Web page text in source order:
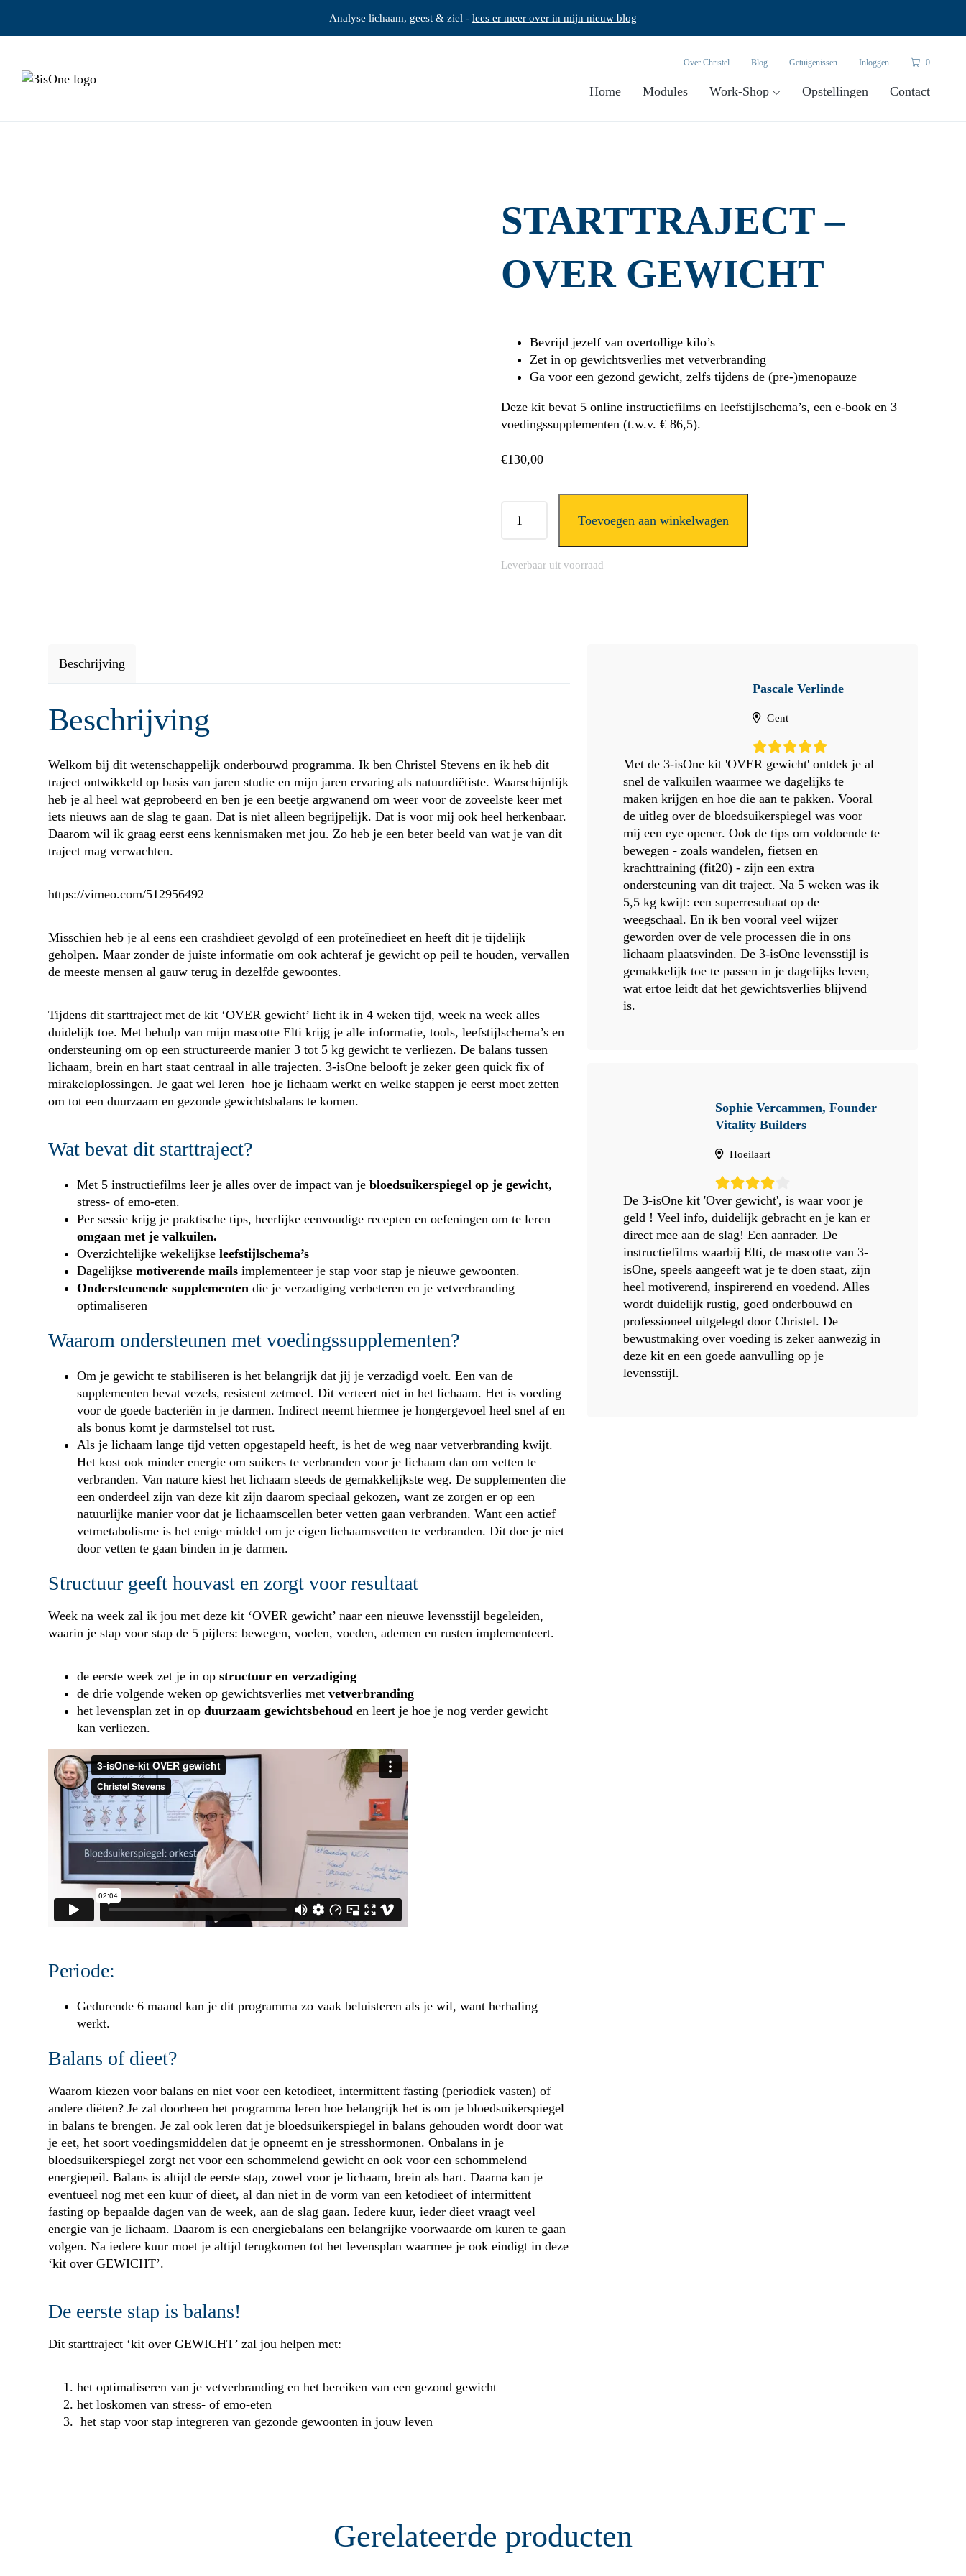
Analyse lichaam, geest & ziel - lees er meer over in mijn nieuw blog
Over Christel Blog Getuigenissen Inloggen 0
Home Modules Work-Shop Opstellingen Contact
STARTTRAJECT –
OVER GEWICHT
€130,00
Bevrijd jezelf van overtollige kilo’s
Zet in op gewichtsverlies met vetverbranding
Ga voor een gezond gewicht, zelfs tijdens de (pre-)menopauze
Deze kit bevat 5 online instructiefilms en leefstijlschema’s, een e-book en 3
voedingssupplementen (t.w.v. € 86,5).
gewicht
Toevoegen aan winkelwagen
Leverbaar uit voorraad
Beschrijving
Beschrijving
Welkom bij dit wetenschappelijk onderbouwd programma. Ik ben Christel Stevens en ik heb dit
traject ontwikkeld op basis van jaren studie en mijn jaren ervaring als natuurdiëtiste. Waarschijnlijk
heb je al heel wat geprobeerd en ben je een beetje argwanend om weer voor de zoveelste keer met
iets nieuws aan de slag te gaan. Dat is niet alleen begrijpelijk. Dat is voor mij ook heel herkenbaar.
Daarom wil ik graag eerst eens kennismaken met jou. Zo heb je een beter beeld van wat je van dit
traject mag verwachten.
https://vimeo.com/512956492
Misschien heb je al eens een crashdieet gevolgd of een proteïnedieet en heeft dit je tijdelijk
geholpen. Maar zonder de juiste informatie om ook achteraf je gewicht op peil te houden, vervallen
de meeste mensen al gauw terug in dezelfde gewoontes.
Tijdens dit starttraject met de kit ‘OVER gewicht’ licht ik in 4 weken tijd, week na week alles
duidelijk toe. Met behulp van mijn mascotte Elti krijg je alle informatie, tools, leefstijlschema’s en
ondersteuning om op een structureerde manier 3 tot 5 kg gewicht te verliezen. De balans tussen
lichaam, brein en hart staat centraal in alle trajecten. 3-isOne belooft je zeker geen quick fix of
mirakeloplossingen. Je gaat wel leren hoe je lichaam werkt en welke stappen je eerst moet zetten
om tot een duurzaam en gezonde gewichtsbalans te komen.
Wat bevat dit starttraject?
Met 5 instructiefilms leer je alles over de impact van jebloedsuikerspiegel op je gewicht,
stress- of emo-eten.
Per sessie krijg je praktische tips, heerlijke eenvoudige recepten en oefeningen om te leren
omgaan met je valkuilen.
Overzichtelijke wekelijkseleefstijlschema’s
Dagelijksemotiverende mails implementeer je stap voor stap je nieuwe gewoonten.
Ondersteunende supplementen die je verzadiging verbeteren en je vetverbranding
optimaliseren
Waarom ondersteunen met voedingssupplementen?
Om je gewicht te stabiliseren is het belangrijk dat jij je verzadigd voelt. Een van de
supplementen bevat vezels, resistent zetmeel. Dit verteert niet in het lichaam. Het is voeding
voor de goede bacteriën in je darmen. Indirect neemt hiermee je hongergevoel heel snel af en
als bonus komt je darmstelsel tot rust.
Als je lichaam lange tijd vetten opgestapeld heeft, is het de weg naar vetverbranding kwijt.
Het kost ook minder energie om suikers te verbranden voor je lichaam dan om vetten te
verbranden. Van nature kiest het lichaam steeds de gemakkelijkste weg. De supplementen die
een onderdeel zijn van deze kit zijn daarom speciaal gekozen, want ze zorgen er op een
natuurlijke manier voor dat je lichaamscellen beter vetten gaan verbranden. Want een actief
vetmetabolisme is het enige middel om je eigen lichaamsvetten te verbranden. Dit doe je niet
door vetten te gaan binden in je darmen.
Structuur geeft houvast en zorgt voor resultaat
Week na week zal ik jou met deze kit ‘OVER gewicht’ naar een nieuwe levensstijl begeleiden,
waarin je stap voor stap de 5 pijlers: bewegen, voelen, voeden, ademen en rusten implementeert.
de eerste week zet je in opstructuur en verzadiging
de drie volgende weken op gewichtsverlies metvetverbranding
het levensplan zet in opduurzaam gewichtsbehoud en leert je hoe je nog verder gewicht
kan verliezen.
Periode:
Gedurende 6 maand kan je dit programma zo vaak beluisteren als je wil, want herhaling
werkt.
Balans of dieet?
Waarom kiezen voor balans en niet voor een ketodieet, intermittent fasting (periodiek vasten) of
andere diëten? Je zal doorheen het programma leren hoe belangrijk het is om je bloedsuikerspiegel
in balans te brengen. Je zal ook leren dat je bloedsuikerspiegel in balans gehouden wordt door wat
je eet, het soort voedingsmiddelen dat je opneemt en je stresshormonen. Onbalans in je
bloedsuikerspiegel zorgt net voor een schommelend gewicht en ook voor een schommelend
energiepeil. Balans is altijd de eerste stap, zowel voor je lichaam, brein als hart. Daarna kan je
eventueel nog met een kuur of dieet, al dan niet in de vorm van een ketodieet of intermittent
fasting op bepaalde dagen van de week, aan de slag gaan. Iedere kuur, ieder dieet vraagt veel
energie van je lichaam. Daarom is een energiebalans een belangrijke voorwaarde om kuren te gaan
volgen. Na iedere kuur moet je altijd terugkomen tot het levensplan waarmee je ook eindigt in deze
‘kit over GEWICHT’.
De eerste stap is balans!
Dit starttraject ‘kit over GEWICHT’ zal jou helpen met:
het optimaliseren van je vetverbranding en het bereiken van een gezond gewicht
het loskomen van stress- of emo-eten
het stap voor stap integreren van gezonde gewoonten in jouw leven
Pascale Verlinde
Gent
Met de 3-isOne kit 'OVER gewicht' ontdek je al
snel de valkuilen waarmee we dagelijks te
maken krijgen en hoe die aan te pakken. Vooral
de uitleg over de bloedsuikerspiegel was voor
mij een eye opener. Ook de tips om voldoende te
bewegen - zoals wandelen, fietsen en
krachttraining (fit20) - zijn een extra
ondersteuning van dit traject. Na 5 weken was ik
5,5 kg kwijt: een superresultaat op de
weegschaal. En ik ben vooral veel wijzer
geworden over de vele processen die in ons
lichaam plaatsvinden. De 3-isOne levensstijl is
gemakkelijk toe te passen in je dagelijks leven,
wat ertoe leidt dat het gewichtsverlies blijvend
is.
Sophie Vercammen, Founder
Vitality Builders
Hoeilaart
De 3-isOne kit 'Over gewicht', is waar voor je
geld ! Veel info, duidelijk gebracht en je kan er
direct mee aan de slag! Een aanrader. De
instructiefilms waarbij Elti, de mascotte van 3-
isOne, speels aangeeft wat je te doen staat, zijn
heel motiverend, inspirerend en voedend. Alles
wordt duidelijk rustig, goed onderbouwd en
professioneel uitgelegd door Christel. De
bewustmaking over voeding is zeker aanwezig in
deze kit en een goede aanvulling op je
levensstijl.
Gerelateerde producten